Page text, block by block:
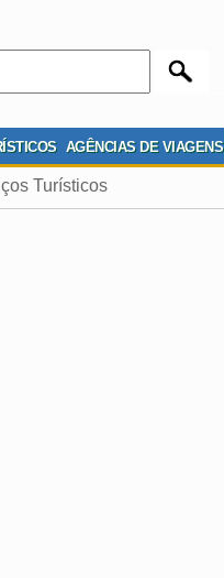
AGÊNCIAS DE VIAGENS
Turísticos